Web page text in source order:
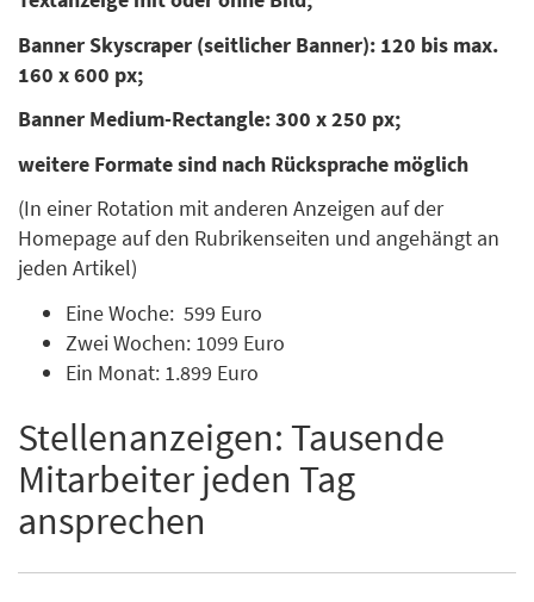
Banner Skyscraper (seitlicher Banner): 120 bis max.
160 x 600 px;
Banner Medium-Rectangle: 300 x 250 px;
weitere Formate sind nach Rücksprache möglich
(In einer Rotation mit anderen Anzeigen auf der
Homepage auf den Rubrikenseiten und angehängt an
jeden Artikel)
Eine Woche: 599 Euro
Zwei Wochen: 1099 Euro
Ein Monat: 1.899 Euro
Stellenanzeigen: Tausende
Mitarbeiter jeden Tag
ansprechen